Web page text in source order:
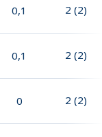
0,1 2 (2)
0,1 2 (2)
0 2 (2)